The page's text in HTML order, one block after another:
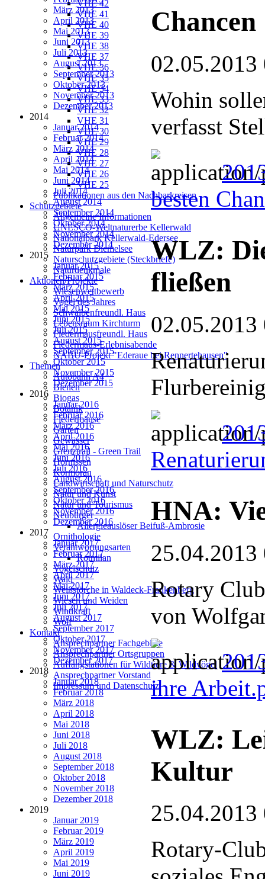
VHE 42
VHE 41
VHE 40
VHE 39
VHE 38
VHE 37
VHE 36
VHE 35
VHE 34
VHE 33
VHE 32
VHE 31
VHE 30
VHE 29
VHE 28
VHE 27
VHE 26
VHE 25
Publikationen aus den Nachbarkreisen
Schutzgebiete
Allgemeine Informationen
UNESCO-Weltnaturerbe Kellerwald
Nationalpark Kellerwald-Edersee
Naturpark Diemelsee
Naturschutzgebiete (Steckbriefe)
Naturdenkmale
Aktionen/Projekte
Wiesenwettbewerb
Vogel des Jahres
Schwalbenfreundl. Haus
Lebensraum Kirchturm
Fledermausfreundl. Haus
Fledermaus-Erlebnisabende
NABU-Projekt "Ederaue bei Rennertehausen"
Themen
Autobahn A4
Bienen
Biogas
Botanik
Fledermäuse
Garten
Gewässer
Grenztrail - Green Trail
Hornissen
Kormoran
Landwirtschaft und Naturschutz
Natur und Kunst
Natur und Tourismus
Neubürger
Allergieauslöser Beifuß-Ambrosie
Ornithologie
Verantwortungsarten
Rotmilan
Vogelschutz
Wald
Weißstörche in Waldeck-Frankenberg
Wiesen und Weiden
Windkraft
Wolf
Kontakt
Ansprechpartner Fachgebiete
Ansprechpartner Ortsgruppen
Auffangstationen für Wildtiere & Wildvögel
Ansprechpartner Vorstand
Impressum und Datenschutz
März 2013
April 2013
Mai 2013
Juni 2013
Juli 2013
August 2013
September 2013
Oktober 2013
November 2013
Dezember 2013
2014
Januar 2014
Februar 2014
März 2014
April 2014
Mai 2014
Juni 2014
Juli 2014
August 2014
September 2014
Oktober 2014
November 2014
Dezember 2014
2015
Januar 2015
Februar 2015
März 2015
April 2015
Mai 2015
Juni 2015
Juli 2015
August 2015
September 2015
Oktober 2015
November 2015
Dezember 2015
2016
Januar 2016
Februar 2016
März 2016
April 2016
Mai 2016
Juni 2016
Juli 2016
August 2016
September 2016
Oktober 2016
November 2016
Dezember 2016
2017
Januar 2017
Februar 2017
März 2017
April 2017
Mai 2017
Juni 2017
Juli 2017
August 2017
September 2017
Oktober 2017
November 2017
Dezember 2017
2018
Januar 2018
Februar 2018
März 2018
April 2018
Mai 2018
Juni 2018
Juli 2018
August 2018
September 2018
Oktober 2018
November 2018
Dezember 2018
2019
Januar 2019
Februar 2019
März 2019
April 2019
Mai 2019
Juni 2019
Chancen
02.05.2013
Wohin
verfasst
besten
WLZ:
fließen
02.05.2013
HNA:
25.04.2013
Rotary
von
ihre
WLZ:
Kultur
25.04.2013
Rotary-